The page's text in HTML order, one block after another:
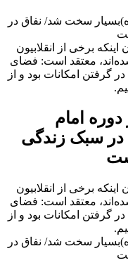
سخت شد/ نفاق در
برخی از انقلابیون
معتقد است: فضای
گرفتن امکانات بود و از
امام
سبک زندگی
برخی از انقلابیون
معتقد است: فضای
گرفتن امکانات بود و از
سخت شد/ نفاق در